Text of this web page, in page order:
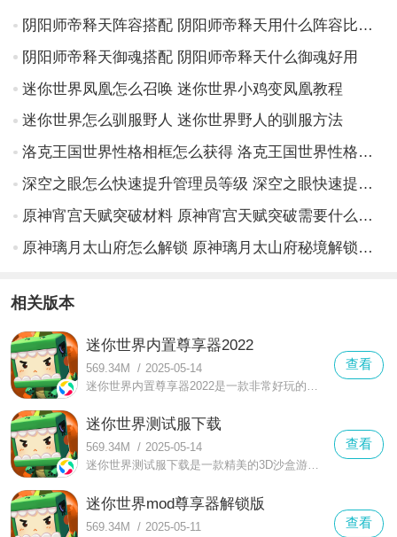
阴阳师帝释天阵容搭配 阴阳师帝释天用什么阵容比较强
阴阳师帝释天御魂搭配 阴阳师帝释天什么御魂好用
迷你世界凤凰怎么召唤 迷你世界小鸡变凤凰教程
迷你世界怎么驯服野人 迷你世界野人的驯服方法
洛克王国世界性格相框怎么获得 洛克王国世界性格相框获取攻略
深空之眼怎么快速提升管理员等级 深空之眼快速提升等级方法
原神宵宫天赋突破材料 原神宵宫天赋突破需要什么材料
原神璃月太山府怎么解锁 原神璃月太山府秘境解锁攻略
相关版本
迷你世界内置尊享器2022
569.34M / 2025-05-14
查看
迷你世界测试服下载
569.34M / 2025-05-14
迷你世界测试服下载是一款精美的3D沙盒游戏，在这个由方块构成的世界里，玩家能够自由搭建属于自己的城堡，游戏采用的是萌系画风，游戏角色能够更换多套服装，玩家可以自由选择。
查看
迷你世界mod尊享器解锁版
569.34M / 2025-05-11
查看